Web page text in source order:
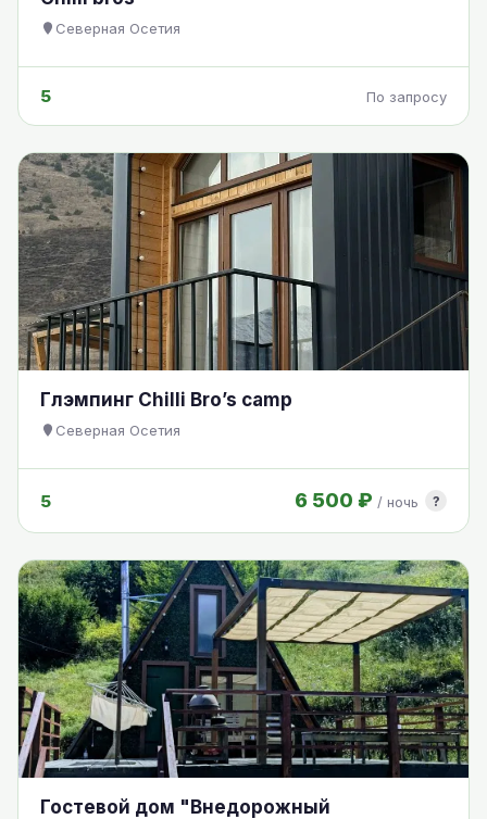
Северная Осетия
5 По запросу
Глэмпинг Chilli Bro’s camp
Северная Осетия
5 6 500 ₽ / ночь ?
Гостевой дом "Внедорожный